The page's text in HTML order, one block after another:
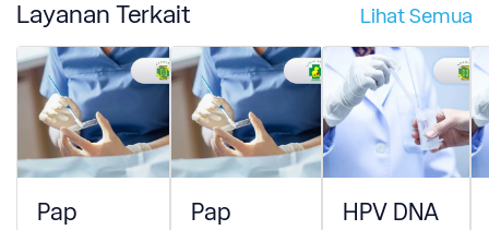
Layanan Terkait Lihat Semua
Pap
Pap
HPV DNA